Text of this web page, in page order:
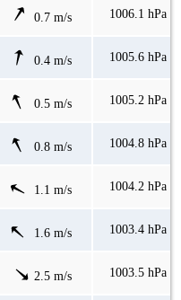
0.7 m/s 1006.1 hPa
0.4 m/s 1005.6 hPa
0.5 m/s 1005.2 hPa
0.8 m/s 1004.8 hPa
1.1 m/s 1004.2 hPa
1.6 m/s 1003.4 hPa
2.5 m/s 1003.5 hPa